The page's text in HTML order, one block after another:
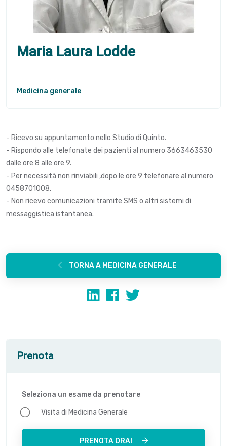
Maria Laura Lodde
Medicina generale
- Ricevo su appuntamento nello Studio di Quinto.
- Rispondo alle telefonate dei pazienti al numero 3663463530
dalle ore 8 alle ore 9.
- Per necessità non rinviabili ,dopo le ore 9 telefonare al numero
0458701008.
- Non ricevo comunicazioni tramite SMS o altri sistemi di
messaggistica istantanea.
TORNA A MEDICINA GENERALE
Prenota
Seleziona un esame da prenotare
Visita di Medicina Generale
PRENOTA ORA!